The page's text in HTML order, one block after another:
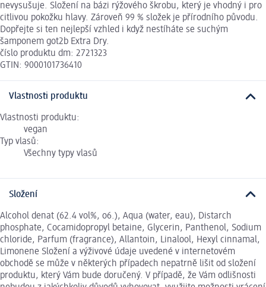
nevysušuje. Složení na bázi rýžového škrobu, který je vhodný i pro
citlivou pokožku hlavy. Zároveň 99 % složek je přírodního původu.
Dopřejte si ten nejlepší vzhled i když nestíháte se suchým
šamponem got2b Extra Dry.
číslo produktu dm: 2721323
GTIN: 9000101736410
Vlastnosti produktu
Vlastnosti produktu:
vegan
Typ vlasů:
Všechny typy vlasů
Složení
Alcohol denat (62.4 vol%, o6.), Aqua (water, eau), Distarch
phosphate, Cocamidopropyl betaine, Glycerin, Panthenol, Sodium
chloride, Parfum (fragrance), Allantoin, Linalool, Hexyl cinnamal,
Limonene Složení a výživové údaje uvedené v internetovém
obchodě se může v některých případech nepatrně lišit od složení
produktu, který Vám bude doručený. V případě, že Vám odlišnosti